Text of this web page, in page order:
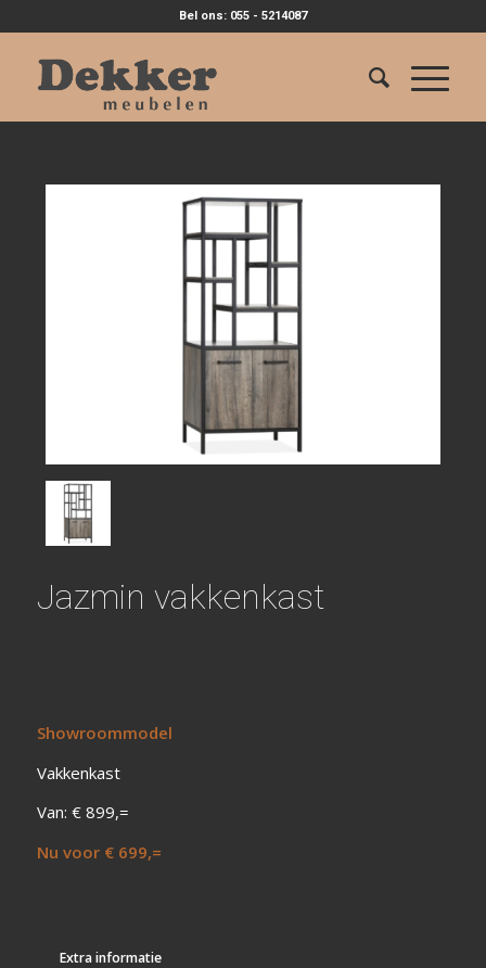
Bel ons: 055 - 5214087
Jazmin vakkenkast
Showroommodel
Vakkenkast
Van: € 899,=
Nu voor € 699,=
Extra informatie